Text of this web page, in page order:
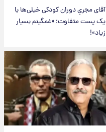
آقای مجریِ دوران کودکی خیلی‌ها با
یک پست متفاوت؛ «غمگینم بسیار
زیاد»!